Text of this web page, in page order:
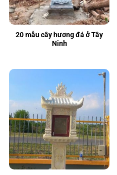
20 mẫu cây hương đá ở Tây
Ninh